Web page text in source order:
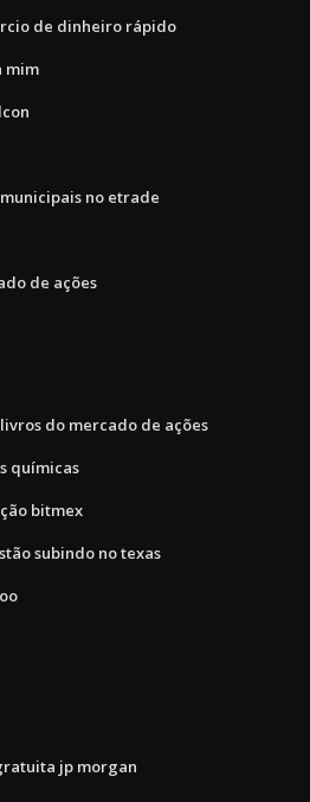
de dinheiro rápido
mim
no etrade
de ações
do mercado de ações
químicas
bitmex
subindo no texas
jp morgan